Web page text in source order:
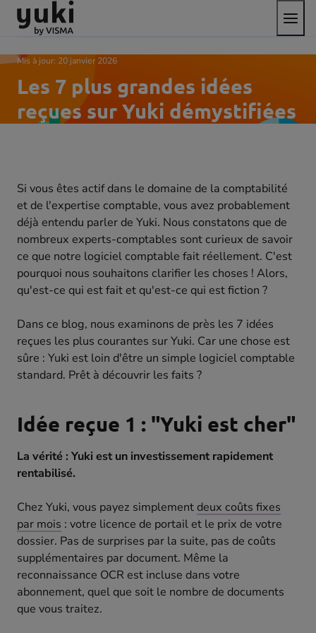
Aller
Passer
de
page
aller
à
page
d'accueil
le
menu
Les 7 plus grandes idées
reçues sur Yuki démystifiées
Mis à jour: 20 janvier 2026
Si vous êtes actif dans le domaine de la comptabilité
et de l'expertise comptable, vous avez probablement
déjà entendu parler de Yuki. Nous constatons que de
nombreux experts-comptables sont curieux de savoir
ce que notre logiciel comptable fait réellement. C'est
pourquoi nous souhaitons clarifier les choses ! Alors,
qu'est-ce qui est fait et qu'est-ce qui est fiction ?
Dans ce blog, nous examinons de près les 7 idées
reçues les plus courantes sur Yuki. Car une chose est
sûre : Yuki est loin d'être un simple logiciel comptable
standard. Prêt à découvrir les faits ?
Idée reçue 1 : "Yuki est cher"
La vérité : Yuki est un investissement rapidement
rentabilisé.
Chez Yuki, vous payez simplementdeux coûts fixes
par mois : votre licence de portail et le prix de votre
dossier. Pas de surprises par la suite, pas de coûts
supplémentaires par document. Même la
reconnaissance OCR est incluse dans votre
abonnement, quel que soit le nombre de documents
que vous traitez.